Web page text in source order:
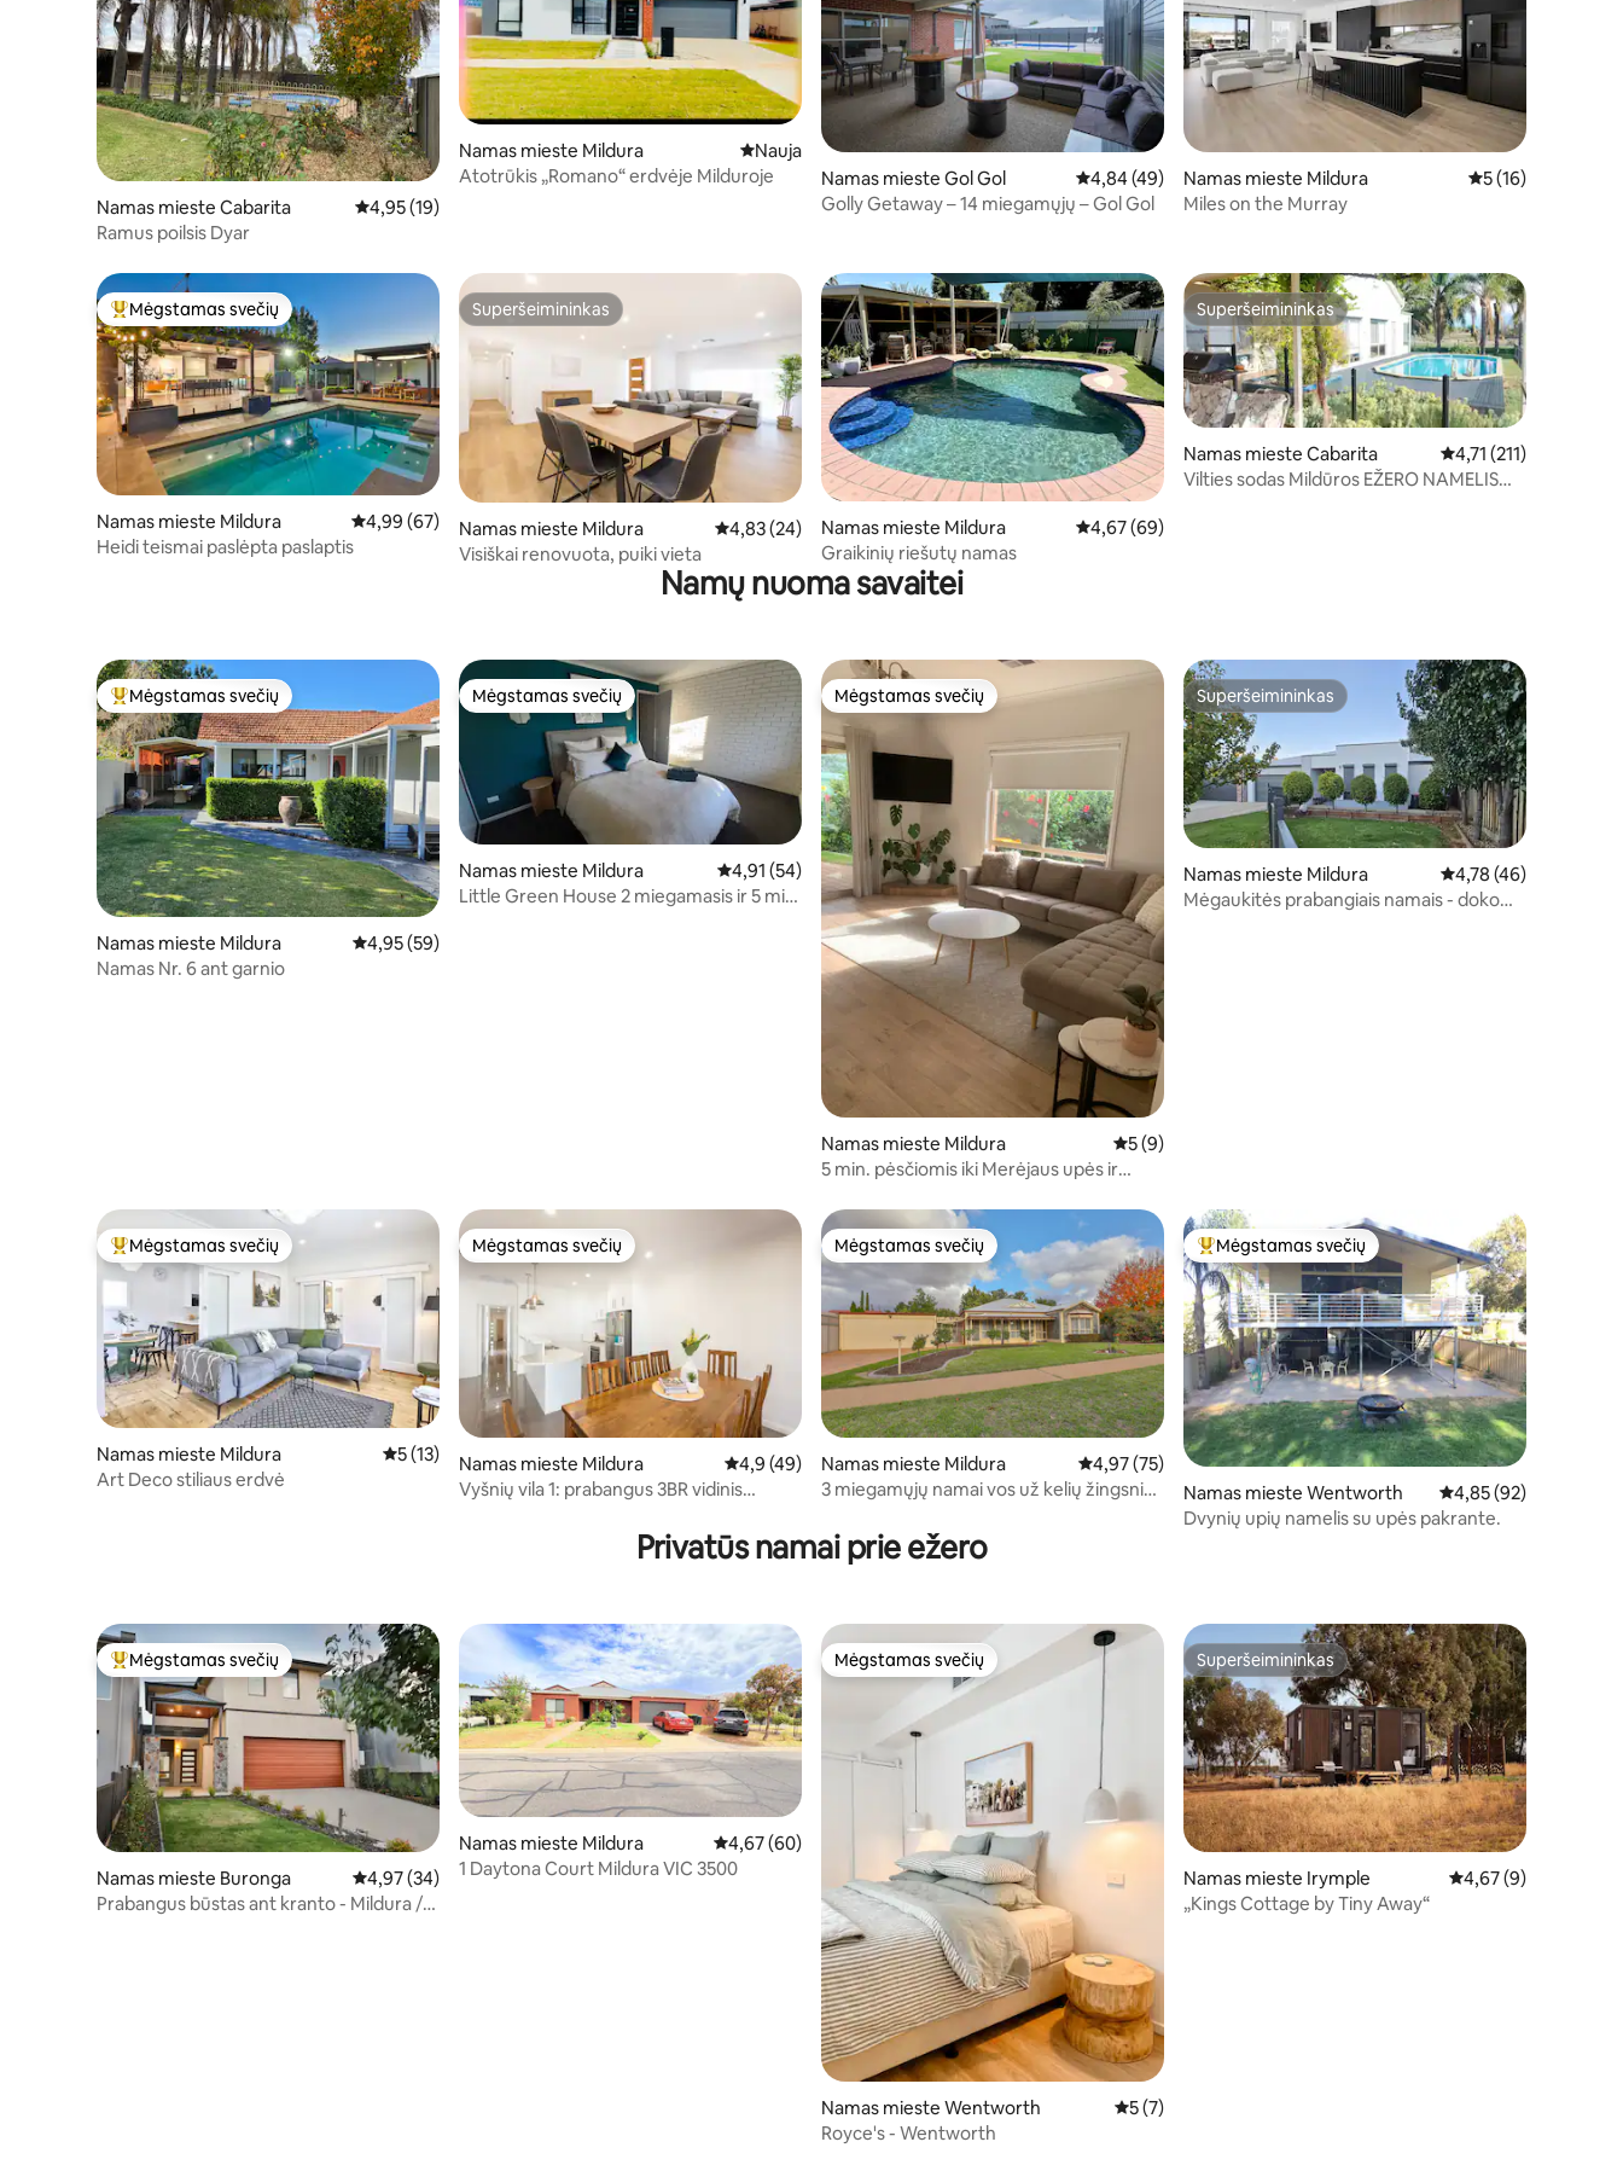
Namas mieste Cabarita Vidutinis įvertinimas: 4,95 iš 5, atsiliepimų: 19
4,95 (19)
Ramus poilsis Dyar
Namas mieste Mildura Nauja vieta apsistoti
Nauja
Atotrūkis „Romano“ erdvėje Milduroje
Namas mieste Gol Gol Vidutinis įvertinimas: 4,84 iš 5, atsiliepimų: 49
4,84 (49)
Golly Getaway – 14 miegamųjų – Gol Gol
Namas mieste Mildura Vidutinis
5 (16)
Miles on the Murray
Svečių mėgstamiausias
Mėgstamas svečių
Namas mieste Mildura Vidutinis įvertinimas: 4,99 iš 5, atsiliepimų: 67
4,99 (67)
Heidi teismai paslėpta paslaptis
Superšeimininkas
Superšeimininkas
Namas mieste Mildura Vidutinis įvertinimas: 4,83 iš 5, atsiliepimų: 24
4,83 (24)
Visiškai renovuota, puiki vieta
Namas mieste Mildura Vidutinis įvertinimas: 4,67 iš 5, atsiliepimų: 69
4,67 (69)
Graikinių riešutų namas
Superšeimininkas
Superšeimininkas
Namas mieste Cabarita Vidutinis įvertinimas:
4,71 (211)
Vilties sodas Mildūros EŽERO NAMELIS
Namų nuoma savaitei
Svečių mėgstamiausias
Mėgstamas svečių
Namas mieste Mildura Vidutinis įvertinimas: 4,95 iš 5, atsiliepimų: 59
4,95 (59)
Namas Nr. 6 ant garnio
Mėgstamas svečių
Mėgstamas svečių
Namas mieste Mildura Vidutinis įvertinimas: 4,91 iš 5, atsiliepimų: 54
4,91 (54)
Little Green House 2 miegamasis ir 5 min.
Mėgstamas svečių
Mėgstamas svečių
Namas mieste Mildura Vidutinis įvertinimas: 5 iš 5, atsiliepimų: 9
5 (9)
5 min. pėsčiomis iki Merėjaus upės ir
Superšeimininkas
Superšeimininkas
Namas mieste Mildura Vidutinis įvertinimas:
4,78 (46)
Mėgaukitės prabangiais namais - doko
Svečių mėgstamiausias
Mėgstamas svečių
Namas mieste Mildura Vidutinis įvertinimas: 5 iš 5, atsiliepimų: 13
5 (13)
Art Deco stiliaus erdvė
Mėgstamas svečių
Mėgstamas svečių
Namas mieste Mildura Vidutinis įvertinimas: 4,9 iš 5, atsiliepimų: 49
4,9 (49)
Vyšnių vila 1: prabangus 3BR vidinis
Mėgstamas svečių
Mėgstamas svečių
Namas mieste Mildura Vidutinis įvertinimas: 4,97 iš 5, atsiliepimų: 75
4,97 (75)
3 miegamųjų namai vos už kelių žingsnių
Svečių mėgstamiausias
Mėgstamas svečių
Namas mieste Wentworth Vidutinis įvertinimas:
4,85 (92)
Dvynių upių namelis su upės pakrante.
Privatūs namai prie ežero
Svečių mėgstamiausias
Mėgstamas svečių
Namas mieste Buronga Vidutinis įvertinimas: 4,97 iš 5, atsiliepimų: 34
4,97 (34)
Prabangus būstas ant kranto - Mildura /
Namas mieste Mildura Vidutinis įvertinimas: 4,67 iš 5, atsiliepimų: 60
4,67 (60)
1 Daytona Court Mildura VIC 3500
Mėgstamas svečių
Mėgstamas svečių
Namas mieste Wentworth Vidutinis įvertinimas: 5 iš 5, atsiliepimų: 7
5 (7)
Royce's - Wentworth
Superšeimininkas
Superšeimininkas
Namas mieste Irymple Vidutinis
4,67 (9)
„Kings Cottage by Tiny Away“